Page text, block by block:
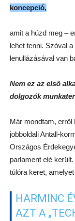
koncepció,
amit a húzd meg –
lehet tenni. Szóval
lenullázásával van
Nem ez az első
dolgozók
Már mondtam, erről
jobboldali Antall-
Országos
parlament elé
túlóra keret,
HARMINC
AZT A